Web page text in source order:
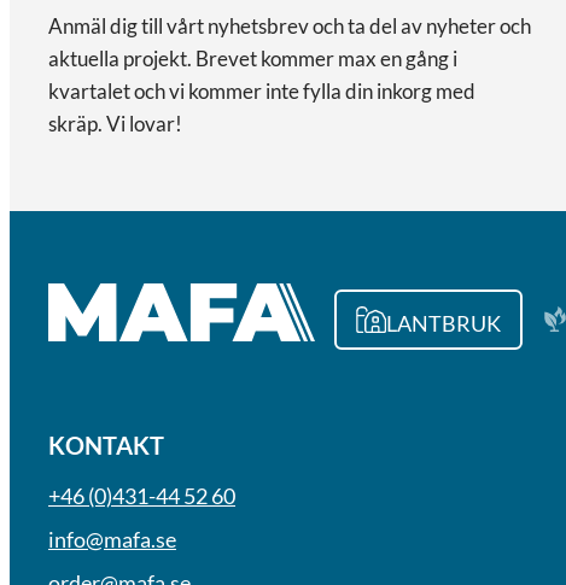
Anmäl dig till vårt nyhetsbrev och ta del av nyheter och
aktuella projekt. Brevet kommer max en gång i
kvartalet och vi kommer inte fylla din inkorg med
skräp. Vi lovar!
LANTBRUK
KONTAKT
+46 (0)431-44 52 60
info@mafa.se